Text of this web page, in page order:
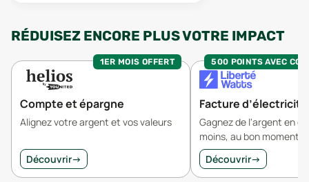
RÉDUISEZ ENCORE PLUS VOTRE IMPACT
1ER MOIS OFFERT
Compte et épargne
Alignez votre argent et vos valeurs
Découvrir→
500 POINTS AVEC
Facture d’électricité
Gagnez de l'argent en
moins, au bon moment.
Découvrir→